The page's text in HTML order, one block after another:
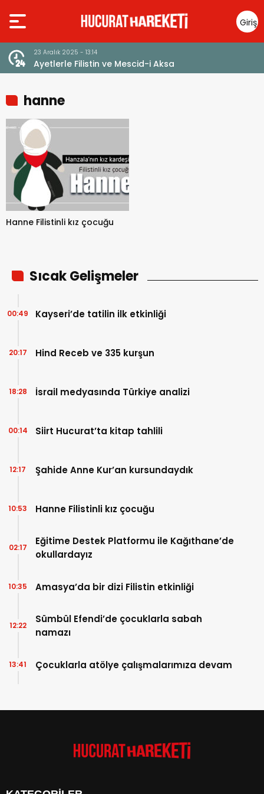
Giriş
Yap
23 Aralık 2025 - 13:14
Ayetlerle Filistin ve Mescid-i Aksa
hanne
Hanne Filistinli kız çocuğu
Sıcak Gelişmeler
Kayseri’de tatilin ilk etkinliği
00:49
Hind Receb ve 335 kurşun
20:17
İsrail medyasında Türkiye analizi
18:28
Siirt Hucurat’ta kitap tahlili
00:14
Şahide Anne Kur’an kursundaydık
12:17
Hanne Filistinli kız çocuğu
10:53
Eğitime Destek Platformu ile Kağıthane’de
okullardayız
02:17
Amasya’da bir dizi Filistin etkinliği
10:35
Sümbül Efendi’de çocuklarla sabah
namazı
12:22
Çocuklarla atölye çalışmalarımıza devam
13:41